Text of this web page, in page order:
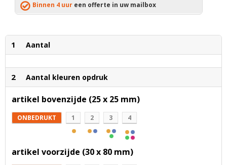
Binnen 4 uur een offerte in uw mailbox
1 Aantal
2 Aantal kleuren opdruk
artikel bovenzijde (25 x 25 mm)
ONBEDRUKT 1 2 3 4
artikel voorzijde (30 x 80 mm)